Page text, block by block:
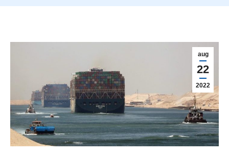
aug
22
2022